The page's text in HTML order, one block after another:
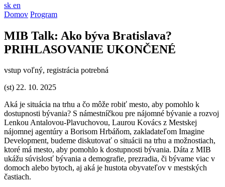
sk en
Domov Program
MIB Talk: Ako býva Bratislava?
PRIHLASOVANIE UKONČENÉ
vstup voľný, registrácia potrebná
(st) 22. 10. 2025
Aká je situácia na trhu a čo môže robiť mesto, aby pomohlo k
dostupnosti bývania? S námestníčkou pre nájomné bývanie a rozvoj
Lenkou Antalovou-Plavuchovou, Laurou Kovács z Mestskej
nájomnej agentúry a Borisom Hrbáňom, zakladateľom Imagine
Development, budeme diskutovať o situácii na trhu a možnostiach,
ktoré má mesto, aby pomohlo k dostupnosti bývania. Dáta z MIB
ukážu súvislosť bývania a demografie, prezradia, či bývame viac v
domoch alebo bytoch, aj aká je hustota obyvateľov v mestských
častiach.